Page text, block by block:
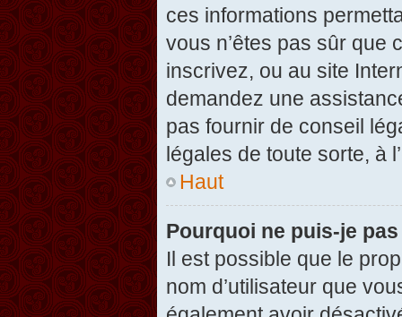
ces informations
vous n’êtes pas sûr que
inscrivez, ou au site
demandez une
pas fournir de conseil
légales de toute sorte, à
Haut
Pourquoi ne puis-je
Il est possible que le
nom d’utilisateur que